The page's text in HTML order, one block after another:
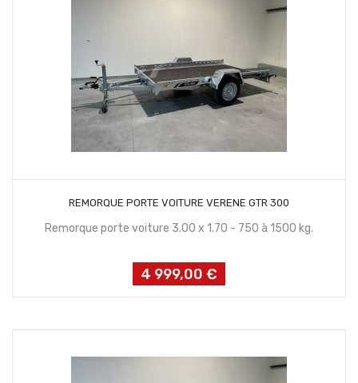
REMORQUE PORTE VOITURE VERENE GTR 300
Remorque porte voiture 3.00 x 1.70 - 750 à 1500 kg.
Prix
4 999,00 €